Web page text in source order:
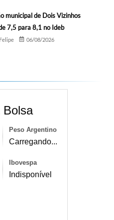
municipal de Dois Vizinhos
7,5 para 8,1 no Ideb
06/08/2026
Bolsa
Peso Argentino
Carregando...
Ibovespa
Indisponível